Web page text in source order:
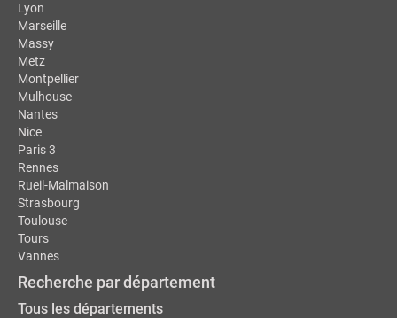
Lyon
Marseille
Massy
Metz
Montpellier
Mulhouse
Nantes
Nice
Paris 3
Rennes
Rueil-Malmaison
Strasbourg
Toulouse
Tours
Vannes
Recherche par département
Tous les départements